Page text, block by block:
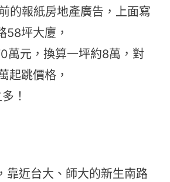
的報紙房地產廣告，上面寫
58坪大廈，
萬元，換算一坪約8萬，對
起跳價格，
！
靠近台大、師大的新生南路